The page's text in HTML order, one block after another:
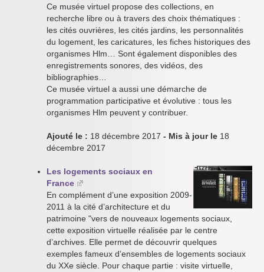
Ce musée virtuel propose des collections, en
recherche libre ou à travers des choix thématiques :
les cités ouvrières, les cités jardins, les personnalités
du logement, les caricatures, les fiches historiques des
organismes Hlm… Sont également disponibles des
enregistrements sonores, des vidéos, des
bibliographies…
Ce musée virtuel a aussi une démarche de
programmation participative et évolutive : tous les
organismes Hlm peuvent y contribuer.
Ajouté le : 18 décembre 2017 - Mis à jour le 18
décembre 2017
Les logements sociaux en
France
En complément d’une exposition 2009-
2011 à la cité d’architecture et du
patrimoine "vers de nouveaux logements sociaux,
cette exposition virtuelle réalisée par le centre
d’archives. Elle permet de découvrir quelques
exemples fameux d’ensembles de logements sociaux
du XXe siècle. Pour chaque partie : visite virtuelle,